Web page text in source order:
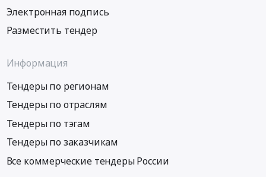
Электронная подпись
Разместить тендер
Информация
Тендеры по регионам
Тендеры по отраслям
Тендеры по тэгам
Тендеры по заказчикам
Все коммерческие тендеры России